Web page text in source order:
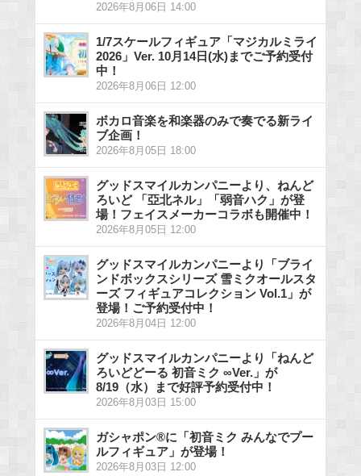
2026年8月06日 14:00
1/7スケールフィギュア「マジカルミライ
2026」Ver. 10月14日(水)までご予約受付
中！
2026年8月06日 12:00
ボカロ音楽を和楽器のみで奏でる新ライ
ブ企画！
2026年8月05日 18:00
グッドスマイルカンパニーより、ねんど
ろいど 「亞北ネル」「弱音ハク」が登
場！フェイスメーカーコラボも開催中！
2026年8月05日 12:00
グッドスマイルカンパニーより「ブライ
ンドボックスシリーズ 雪ミクオールスタ
ーズ フィギュアコレクション Vol.1」が
登場！ご予約受付中！
2026年8月04日 12:00
グッドスマイルカンパニーより「ねんど
ろいどどーる 初音ミク ∞Ver.」が
8/19（水）まで好評予約受付中！
2026年8月03日 15:00
ガシャポン®に「初音ミク みんなでプー
ルフィギュア」が登場！
2026年8月03日 12:00